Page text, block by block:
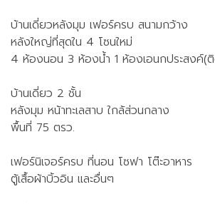
บ้านเดี่ยวหลังมุม เฟอร์ครบ สนามกว้าง
หลังใหญ่ที่สุดใน 4 โซนใหม่
4 ห้องนอน 3 ห้องน้ำ 1 ห้องเอนกประสงค์(
บ้านเดี่ยว 2 ชั้น
หลังมุม หน้าทะเลสาบ ใกล้ส่วนกลาง
พื้นที่ 75 ตรว.
เฟอร์นิเจอร์ครบ ที่นอน โซฟา โต๊ะอาหาร
ตู้เสื้อผ้าบิ้วอิน และอื่นๆ